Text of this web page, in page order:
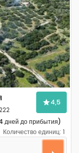
Next
4,5
до прибытия)
Количество единиц: 1
Soline, Пашман -